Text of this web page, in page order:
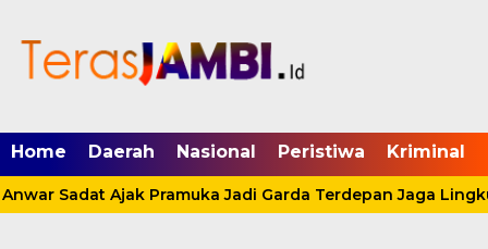
Home Daerah Nasional Peristiwa Kriminal
Sadat Ajak Pramuka Jadi Garda Terdepan Jaga